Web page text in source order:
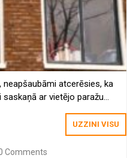
atcerēsies, ka
ar vietējo paražu
būt privātumam.UZZINI VISU
Comments